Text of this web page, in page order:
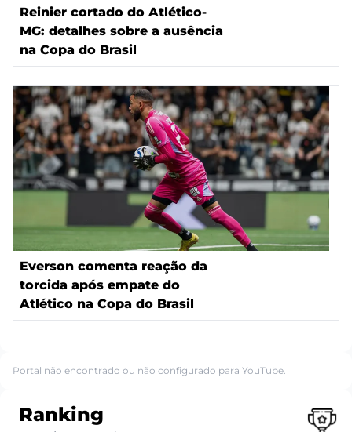
Reinier cortado do Atlético-
MG: detalhes sobre a ausência
na Copa do Brasil
Everson comenta reação da
torcida após empate do
Atlético na Copa do Brasil
Portal não encontrado ou não configurado para YouTube.
Ranking